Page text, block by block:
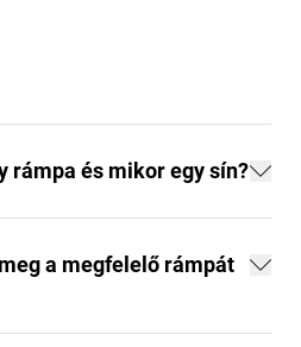
rámpa és mikor egy sín?
a megfelelő rámpát